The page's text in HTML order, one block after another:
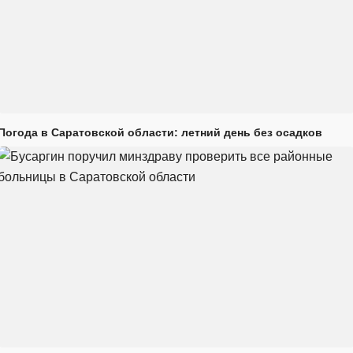
в Саратовской области: летний день без осадков